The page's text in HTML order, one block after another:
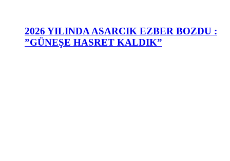
2026 YILINDA ASARCIK EZBER BOZDU :
”GÜNEŞE HASRET KALDIK”